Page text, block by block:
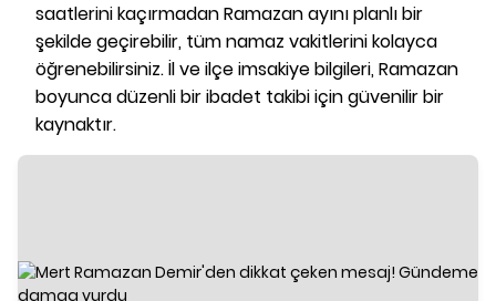
saatlerini kaçırmadan Ramazan ayını planlı bir
şekilde geçirebilir, tüm namaz vakitlerini kolayca
öğrenebilirsiniz. İl ve ilçe imsakiye bilgileri, Ramazan
boyunca düzenli bir ibadet takibi için güvenilir bir
kaynaktır.